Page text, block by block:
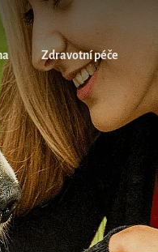
Zdravotní péče